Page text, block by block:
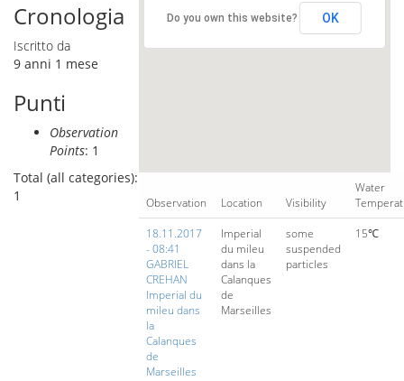
Cronologia
Iscritto da
9 anni 1 mese
Punti
Observation
Points: 1
Total (all categories):
1
Do you own this website? OK
Observation Location Visibility
Water
18.11.2017
- 08:41
GABRIEL
CREHAN
Imperial du
mileu dans
la
Calanques
de
Marseilles
Imperial
du mileu
dans la
Calanques
de
Marseilles
some
suspended
particles
15℃